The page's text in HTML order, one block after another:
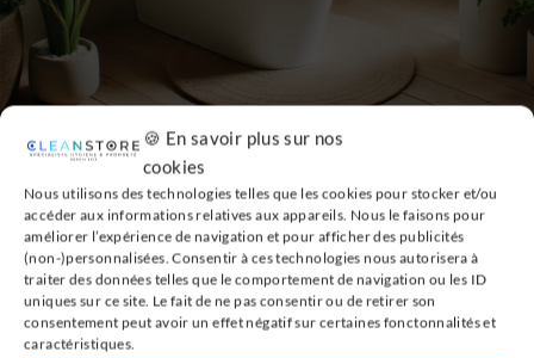
🍪 En savoir plus sur nos
cookies
Nous utilisons des technologies telles que les cookies pour stocker et/ou
accéder aux informations relatives aux appareils. Nous le faisons pour
améliorer l’expérience de navigation et pour afficher des publicités
(non-)personnalisées. Consentir à ces technologies nous autorisera à
traiter des données telles que le comportement de navigation ou les ID
uniques sur ce site. Le fait de ne pas consentir ou de retirer son
consentement peut avoir un effet négatif sur certaines fonctonnalités et
caractéristiques.
HYGIÈNE,TOILETTES JAPONAISES
L’aspect écologique des toilettes
japonaises : Réduction de l’empreinte
environnementale
28 OCTOBRE 2024